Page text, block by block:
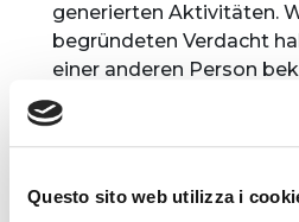
Questo sito web utilizza i
generierten Aktivitäten.
begründeten Verdacht
einer anderen Person
und/oder dass Ihr Konto
Genehmigung
könnte, müssen Sie sich